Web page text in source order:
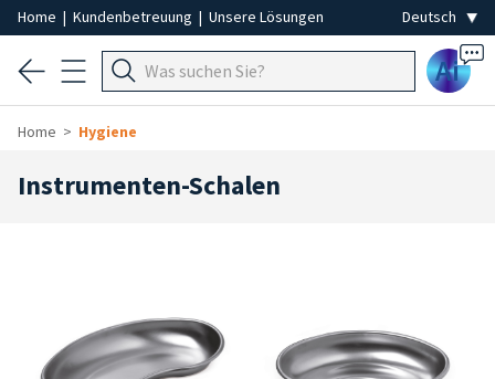
Home | Kundenbetreuung | Unsere Lösungen
Ai
Home Hygiene
Instrumenten-Schalen